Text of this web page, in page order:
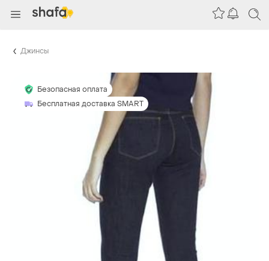
Джинсы
Безопасная оплата
Бесплатная доставка SMART